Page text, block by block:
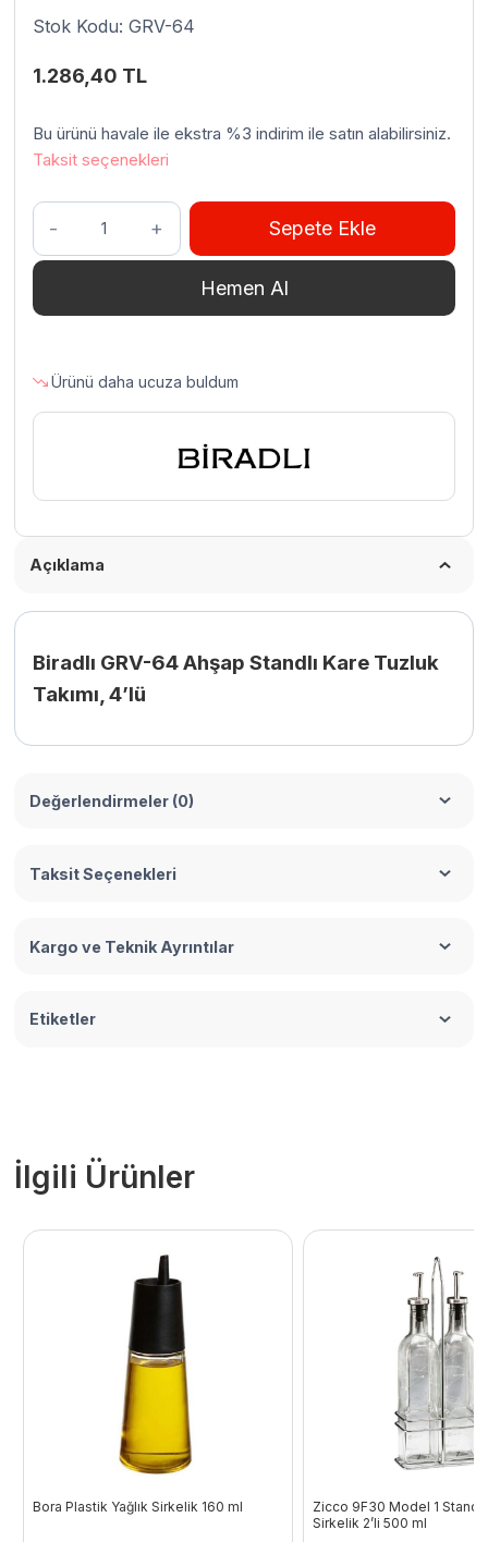
Stok Kodu: GRV-64
1.286,40 TL
Bu ürünü havale ile ekstra %3 indirim ile satın alabilirsiniz.
Taksit seçenekleri
Biradlı
GRV-
64
Tuzluk
Sepete Ekle
Hemen Al
Ürünü daha ucuza buldum
Açıklama
Biradlı GRV-64 Ahşap Standlı Kare Tuzluk
Takımı, 4’lü
Değerlendirmeler (0)
Taksit Seçenekleri
Kargo ve Teknik Ayrıntılar
Etiketler
İlgili Ürünler
Bora Plastik Yağlık Sirkelik 160 ml
Zicco 9F30 Model 1 Standlı
Sirkelik 2’li 500 ml